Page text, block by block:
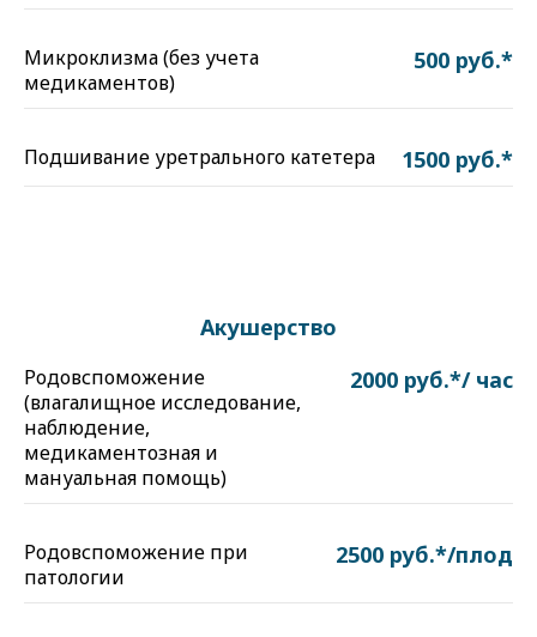
Микроклизма (без учета
медикаментов)
500 руб.*
Подшивание уретрального катетера 1500 руб.*
Акушерство
Родовспоможение
(влагалищное исследование,
наблюдение,
медикаментозная и
мануальная помощь)
2000 руб.*/ час
Родовспоможение при
патологии
2500 руб.*/плод